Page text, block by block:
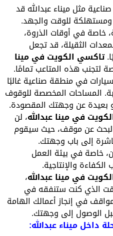
مثل ميناء عبدالله قد
للوقت والجهد.
في أوقات الذروة،
الثقيلة، قد تجعل
الكويت في مينا
هذه المتاعب تمامًا.
في منطقة صناعية غالبًا
المخصصة للوقوف
عن وجهتك المقصودة.
في مينا عبدالله، لن
عن موقف، حيث سيقوم
إلى باب وجهتك.
في بيئة العمل
والإنتاجية.
في مينا عبدالله،
الذي كنت ستنفقه في
في إنجاز أعمالك الهامة
الوصول إلى وجهتك.
ميناء عبدالله: